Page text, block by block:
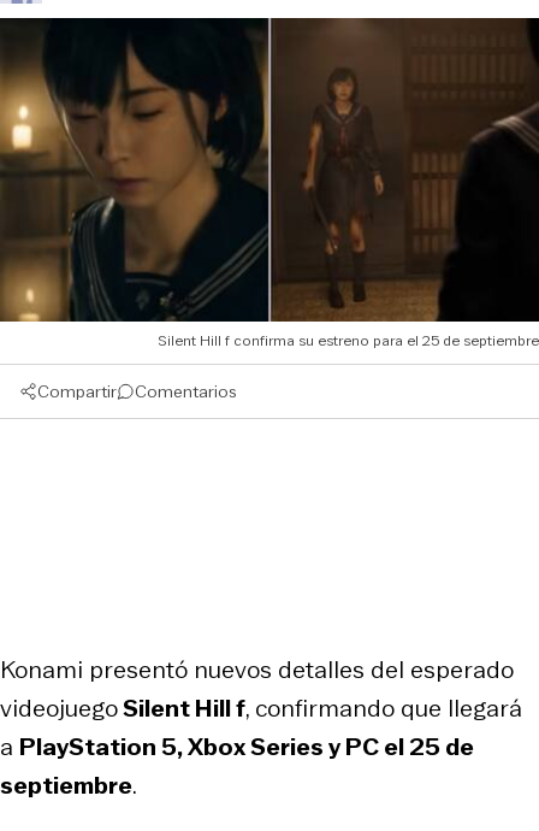
Silent Hill f confirma su estreno para el 25 de septiembre
Compartir Comentarios
Konami presentó nuevos detalles del esperado
videojuegoSilent Hill f, confirmando que llegará
a PlayStation 5, Xbox Series y PC el 25 de
septiembre.